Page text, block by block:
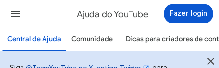
Ajuda do YouTube Fazer login
Central de Ajuda Comunidade Dicas para criadores de